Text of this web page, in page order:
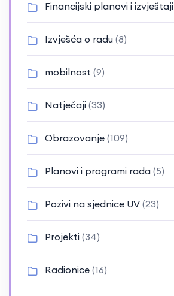
Financijski planovi i izvještaji
Izvješća o radu (8)
mobilnost (9)
Natječaji (33)
Obrazovanje (109)
Planovi i programi rada (5)
Pozivi na sjednice UV (23)
Projekti (34)
Radionice (16)